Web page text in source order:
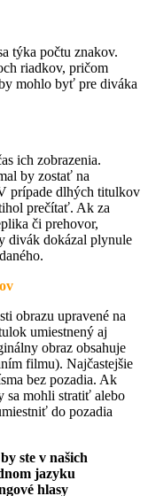
týka počtu znakov.
riadkov, pričom
mohlo byť pre diváka
ich zobrazenia.
by zostať na
prípade dlhých titulkov
prečítať. Ak za
či prehovor,
divák dokázal plynule
obrazu upravené na
umiestnený aj
obraz obsahuje
filmu). Najčastejšie
bez pozadia. Ak
sa mohli stratiť alebo
do pozadia
ste v našich
jazyku
hlasy